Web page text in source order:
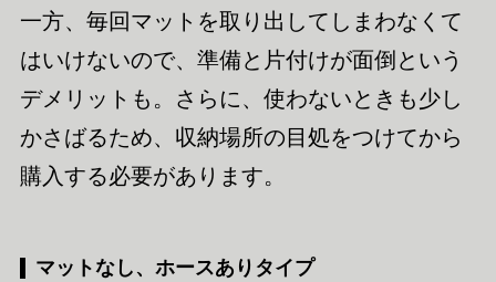
一方、毎回マットを取り出してしまわなくて
はいけないので、準備と片付けが面倒という
デメリットも。さらに、使わないときも少し
かさばるため、収納場所の目処をつけてから
購入する必要があります。
マットなし、ホースありタイプ